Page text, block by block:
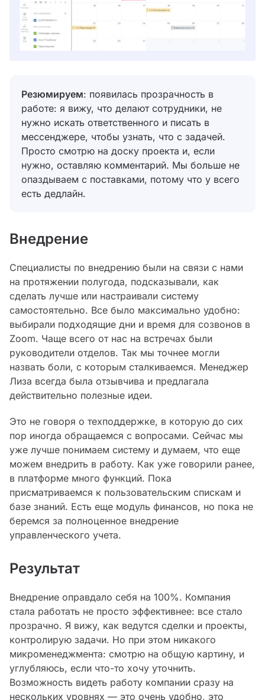
Резюмируем: появилась прозрачность в
работе: я вижу, что делают сотрудники, не
нужно искать ответственного и писать в
мессенджере, чтобы узнать, что с задачей.
Просто смотрю на доску проекта и, если
нужно, оставляю комментарий. Мы больше не
опаздываем с поставками, потому что у всего
есть дедлайн.
Внедрение
Специалисты по внедрению были на связи с нами
на протяжении полугода, подсказывали, как
сделать лучше или настраивали систему
самостоятельно. Все было максимально удобно:
выбирали подходящие дни и время для созвонов в
Zoom. Чаще всего от нас на встречах были
руководители отделов. Так мы точнее могли
назвать боли, с которым сталкиваемся. Менеджер
Лиза всегда была отзывчива и предлагала
действительно полезные идеи.
Это не говоря о техподдержке, в которую до сих
пор иногда обращаемся с вопросами. Сейчас мы
уже лучше понимаем систему и думаем, что еще
можем внедрить в работу. Как уже говорили ранее,
в платформе много функций. Пока
присматриваемся к пользовательским спискам и
базе знаний. Есть еще модуль финансов, но пока не
беремся за полноценное внедрение
управленческого учета.
Результат
Внедрение оправдало себя на 100%. Компания
стала работать не просто эффективнее: все стало
прозрачно. Я вижу, как ведутся сделки и проекты,
контролирую задачи. Но при этом никакого
микроменеджмента: смотрю на общую картину, и
углубляюсь, если что-то хочу уточнить.
Возможность видеть работу компании сразу на
нескольких уровнях — это очень удобно, это